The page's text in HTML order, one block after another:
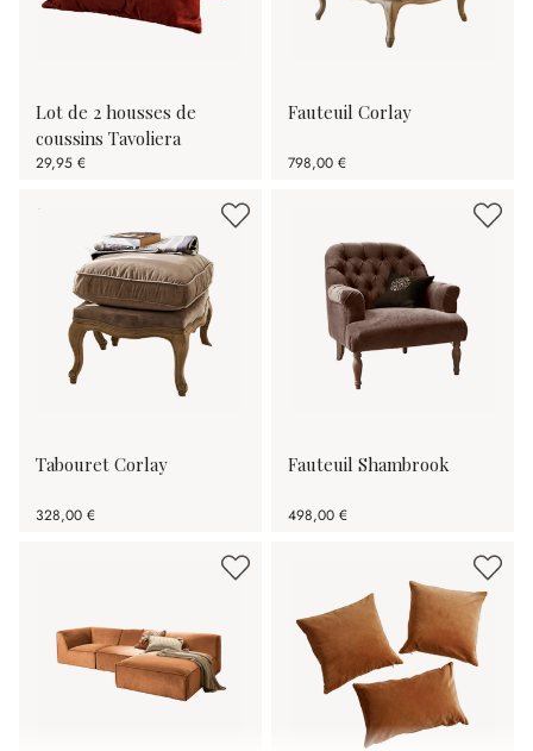
Lot de 2 housses de
coussins Tavoliera
29,95 €
Fauteuil Corlay
798,00 €
Tabouret Corlay
328,00 €
Fauteuil Shambrook
498,00 €